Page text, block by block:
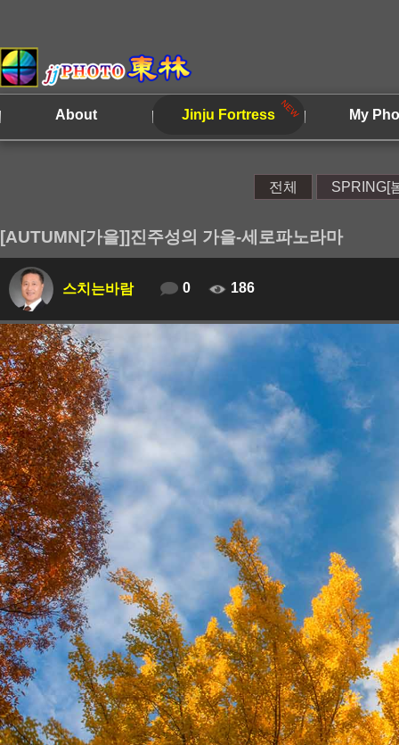
About Jinju Fortress My
전체 SPRING[
[AUTUMN[가을]]진주성의 가을-세로파노라마
스치는바람 0 186